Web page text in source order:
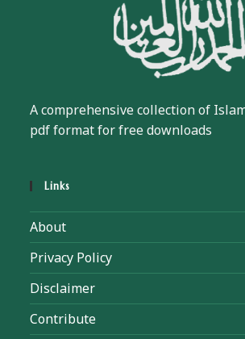
A comprehensive collection of
pdf format for free downloads
Links
About
Privacy Policy
Disclaimer
Contribute